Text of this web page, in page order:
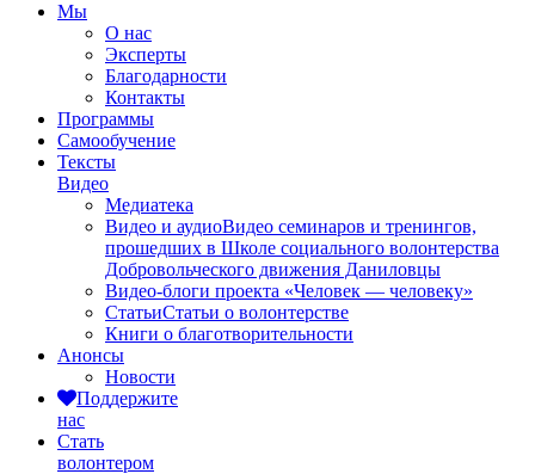
Мы
О нас
Эксперты
Благодарности
Контакты
Программы
Самообучение
Тексты
Видео
Медиатека
Видео и аудиоВидео семинаров и тренингов,
прошедших в Школе социального волонтерства
Добровольческого движения Даниловцы
Видео-блоги проекта «Человек — человеку»
СтатьиСтатьи о волонтерстве
Книги о благотворительности
Анонсы
Новости
Поддержите
нас
Стать
волонтером